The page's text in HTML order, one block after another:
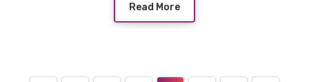
Read More